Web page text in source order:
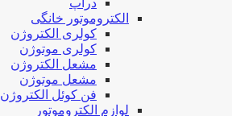
الکتروموتور خانگی
کولری الکتروژن
کولری موتوژن
مشعل الکتروژن
مشعل موتوژن
فن کوئل الکتروژن
لوازم الکتروموتور